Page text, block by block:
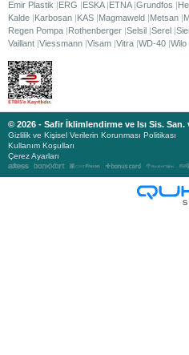
Emir Plastik
ERG ESKA ETNA Grundfos
Kalde Karbosan KAS Magmaweld Metsan
Regen Pompa Rothenberger Selsil Serel
Vaillant Viessmann Visam Vitra WD-40 Wilo
© 2026 - Safir İklimlendirme ve Isı Sis. San.
Gizlilik ve Kişisel Verilerin Korunması Politikası
Kullanım Koşulları
Çerez Ayarları